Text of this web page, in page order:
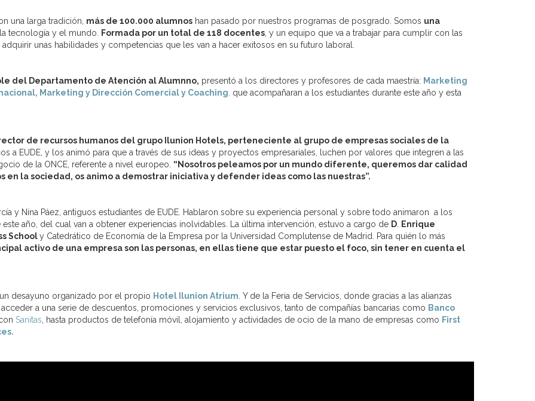
una larga tradición, más de 100.000 alumnos han pasado por nuestros programas de posgrado. Somos una
tecnología y el mundo. Formada por un total de 118 docentes , y un equipo que va a trabajar para cumplir con las
unas habilidades y competencias que les van a hacer exitosos en su futuro laboral.
del Departamento de Atención al Alumnno, presentó a los directores y profesores de cada maestría: Marketing
Marketing y Dirección Comercial y Coaching que acompañaran a los estudiantes durante este año y esta
de recursos humanos del grupo Ilunion Hotels, perteneciente al grupo de empresas sociales de la
a EUDE, y los animó para que a través de sus ideas y proyectos empresariales, luchen por valores que integren a las
de la ONCE, referente a nivel europeo. “Nosotros peleamos por un mundo diferente, queremos dar calidad
la sociedad, os animo a demostrar iniciativa y defender ideas como las nuestras”.
y Nina Páez, antiguos estudiantes de EUDE. Hablaron sobre su experiencia personal y sobre todo animaron a los
año, del cual van a obtener experiencias inolvidables. La última intervención, estuvo a cargo de D
Enrique
Schooly Catedrático de Economía de la Empresa por la Universidad Complutense de Madrid. Para quién lo más
activo de una empresa son las personas, en ellas tiene que estar puesto el foco, sin tener en cuenta el
desayuno organizado por el propio Hotel Ilunion Atrium . Y de la Feria de Servicios, donde gracias a las alianzas
a una serie de descuentos, promociones y servicios exclusivos, tanto de compañías bancarias como Banco
Sanitas , hasta productos de telefonía móvil, alojamiento y actividades de ocio de la mano de empresas como First